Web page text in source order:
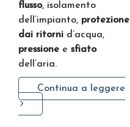
flusso, isolamento
dell’impianto, protezione
dai ritorni d’acqua,
pressione e sfiato
dell’aria.
Continua a leggere